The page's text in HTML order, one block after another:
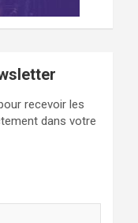
recevoir les
dans votre